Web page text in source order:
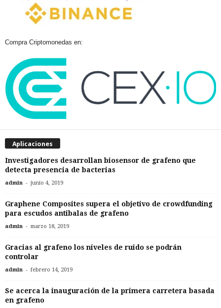
Compra Criptomonedas en:
Aplicaciones
Investigadores desarrollan biosensor de grafeno que
detecta presencia de bacterias
admin - junio 4, 2019
Graphene Composites supera el objetivo de crowdfunding
para escudos antibalas de grafeno
admin - marzo 18, 2019
Gracias al grafeno los niveles de ruido se podrán
controlar
admin - febrero 14, 2019
Se acerca la inauguración de la primera carretera basada
en grafeno